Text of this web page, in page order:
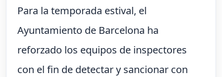
Para la temporada estival, el
Ayuntamiento de Barcelona ha
reforzado los equipos de inspectores
con el fin de detectar y sancionar con